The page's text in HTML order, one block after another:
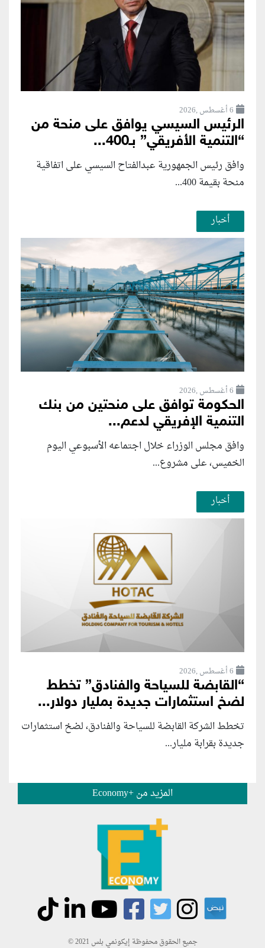
6 أغسطس ,2026
الرئيس السيسي يوافق على منحة من
“التنمية الأفريقي” بـ400...
وافق رئيس الجمهورية عبدالفتاح السيسي على اتفاقية
منحة بقيمة 400...
أخبار
6 أغسطس ,2026
الحكومة توافق على منحتين من بنك
التنمية الإفريقي لدعم...
وافق مجلس الوزراء خلال اجتماعه الأسبوعي اليوم
الخميس، على مشروع...
أخبار
6 أغسطس ,2026
“القابضة للسياحة والفنادق” تخطط
لضخ استثمارات جديدة بمليار دولار...
تخطط الشركة القابضة للسياحة والفنادق، لضخ استثمارات
جديدة بقرابة مليار...
المزيد من +Economy
جميع الحقوق محفوظة إيكونمي بلس 2021 ©